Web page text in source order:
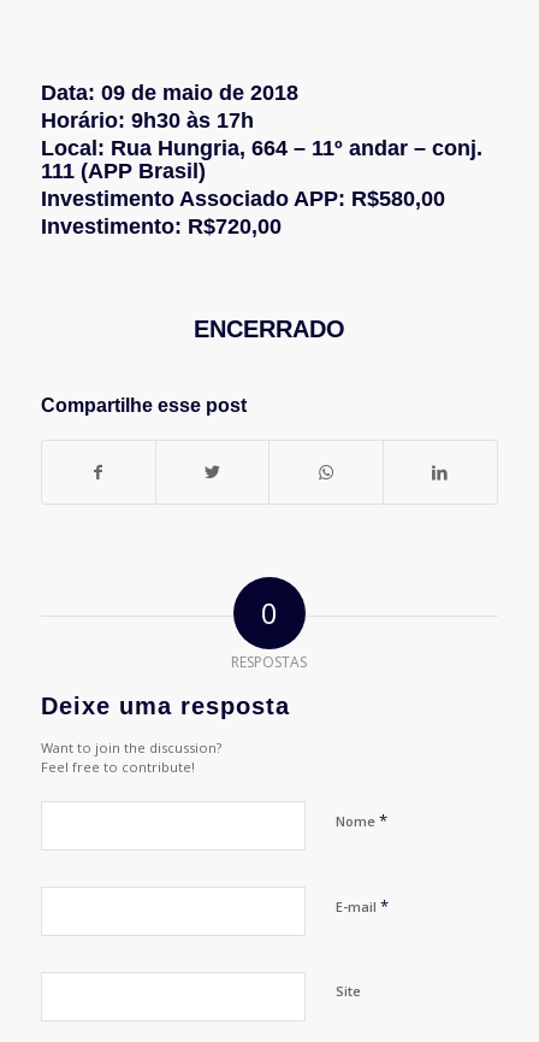
Data: 09 de maio de 2018
Horário: 9h30 às 17h
Local: Rua Hungria, 664 – 11º andar – conj.
111 (APP Brasil)
Investimento Associado APP: R$580,00
Investimento: R$720,00
ENCERRADO
Compartilhe esse post
0
RESPOSTAS
Deixe uma resposta
Want to join the discussion?
Feel free to contribute!
Nome *
E-mail *
Site